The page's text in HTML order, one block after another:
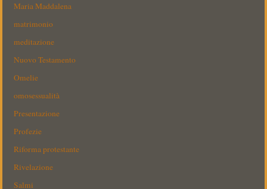
Maria Maddalena
matrimonio
meditazione
Nuovo Testamento
Omelie
omosessualità
Presentazione
Profezie
Riforma protestante
Rivelazione
Salmi